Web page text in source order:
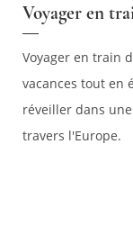
Voyager en
Voyager en train
vacances tout en
réveiller dans
travers l'Europe.